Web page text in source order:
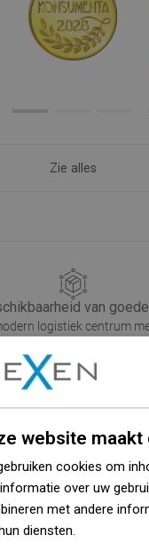
Zie alles
van
logistiek centrum
palletplaatsen biedt
beschikbare
website
cookies om
over uw
met andere
diensten.